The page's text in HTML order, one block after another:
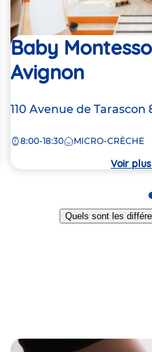
Baby
Avignon
Adresse
la
110 Avenue de Tarascon
8:00-18:30 MICRO-CRÈCHE
Voir
Quels sont les